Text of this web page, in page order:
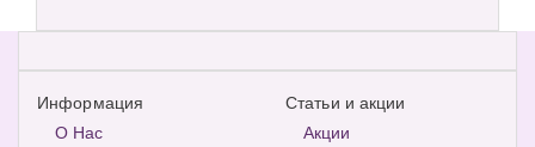
Информация
О Нас
Статьи и акции
Акции